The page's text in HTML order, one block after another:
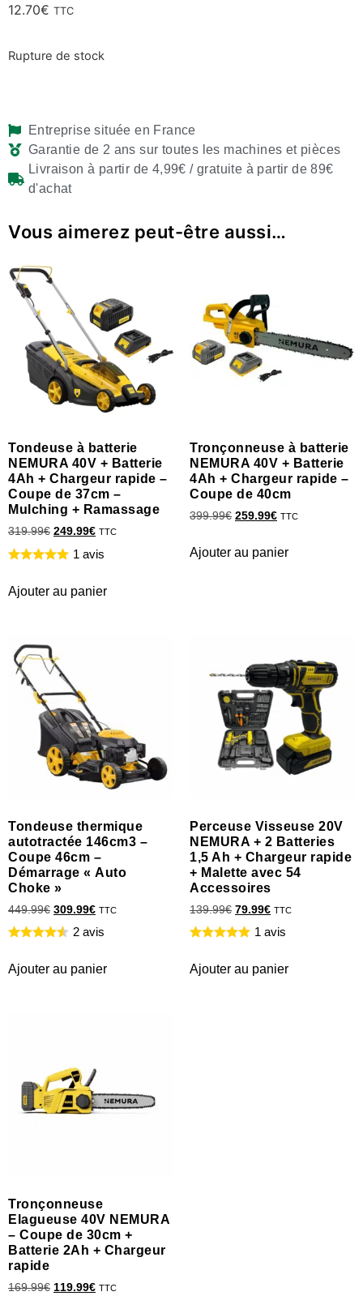
12.70€ TTC
Rupture de stock
Entreprise située en France
Garantie de 2 ans sur toutes les machines et pièces
Livraison à partir de 4,99€ / gratuite à partir de 89€
d'achat
Vous aimerez peut-être aussi…
Tondeuse à batterie
NEMURA 40V + Batterie
4Ah + Chargeur rapide –
Coupe de 37cm –
Mulching + Ramassage
319.99€ 249.99€ TTC
1 avis
Ajouter au panier
Tronçonneuse à batterie
NEMURA 40V + Batterie
4Ah + Chargeur rapide –
Coupe de 40cm
399.99€ 259.99€ TTC
Ajouter au panier
Tondeuse thermique
autotractée 146cm3 –
Coupe 46cm –
Démarrage « Auto
Choke »
449.99€ 309.99€ TTC
2 avis
Ajouter au panier
Perceuse Visseuse 20V
NEMURA + 2 Batteries
1,5 Ah + Chargeur rapide
+ Malette avec 54
Accessoires
139.99€ 79.99€ TTC
1 avis
Ajouter au panier
Tronçonneuse
Elagueuse 40V NEMURA
– Coupe de 30cm +
Batterie 2Ah + Chargeur
rapide
169.99€ 119.99€ TTC